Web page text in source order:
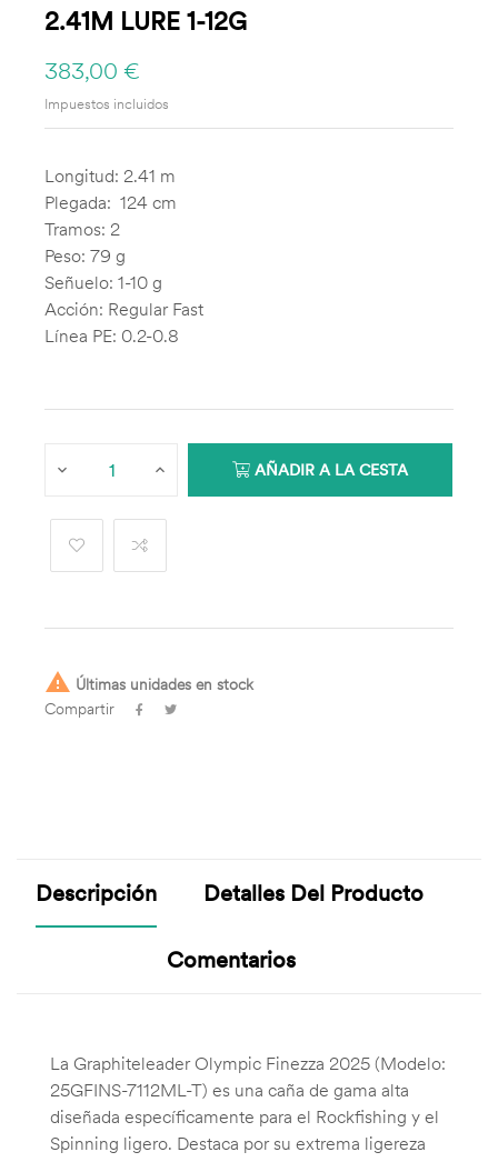
2.41M LURE 1-12G
383,00 €
Impuestos incluidos
Longitud: 2.41 m
Plegada: 124 cm
Tramos: 2
Peso: 79 g
Señuelo: 1-10 g
Acción: Regular Fast
Línea PE: 0.2-0.8
AÑADIR A LA CESTA
 Últimas unidades en stock
Compartir
Descripción Detalles Del Producto
Comentarios
La Graphiteleader Olympic Finezza 2025 (Modelo:
25GFINS-7112ML-T) es una caña de gama alta
diseñada específicamente para el Rockfishing y el
Spinning ligero. Destaca por su extrema ligereza